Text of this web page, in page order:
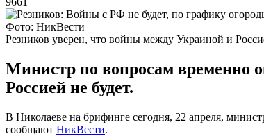
Фото: НикВести
Резников уверен, что войны между Украиной и
Министр по вопросам временно
Россией не будет.
В Николаеве на брифинге сегодня, 22 апреля,
сообщают НикВести.